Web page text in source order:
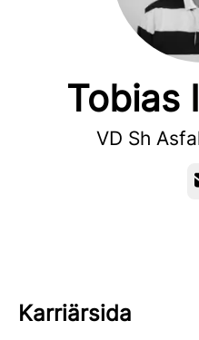
Tobias
VD Sh
Karriärsida